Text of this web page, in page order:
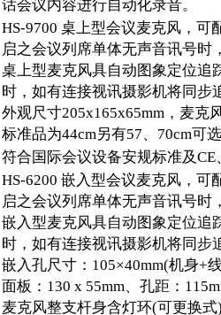
话会议内容进行自动化录音。
HS-9700 桌上型会议麦克风，可
启之会议列席单体无声音讯号时
桌上型麦克风具自动图象定位追
时，如有连接视讯摄影机将同步
外观尺寸205x165x65mm，麦克
标准品为44cm另有57、70cm可
符合国际会议设备安规标准及CE
HS-6200 嵌入型会议麦克风，可
启之会议列席单体无声音讯号时
嵌入型麦克风具自动图象定位追
时，如有连接视讯摄影机将同步
嵌入孔尺寸：105×40mm(机身+
面板：130 x 55mm、孔距：
麦克风整支杆身含灯环(可更换